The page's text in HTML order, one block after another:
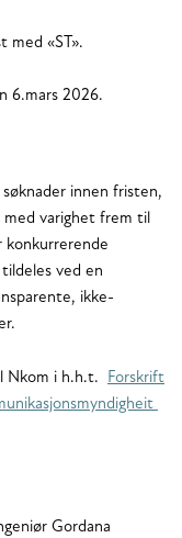
med «ST».
6.mars 2026.
innen fristen,
med varighet frem til
konkurrerende
ved en
ikke-
Nkom i h.h.t.
Forskrift
Gordana